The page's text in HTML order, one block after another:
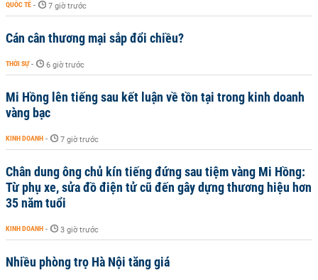
QUỐC TẾ - 7 giờ trước
Cán cân thương mại sắp đổi chiều?
THỜI SỰ - 6 giờ trước
Mi Hồng lên tiếng sau kết luận về tồn tại trong kinh doanh
vàng bạc
KINH DOANH - 7 giờ trước
Chân dung ông chủ kín tiếng đứng sau tiệm vàng Mi Hồng:
Từ phụ xe, sửa đồ điện tử cũ đến gây dựng thương hiệu hơn
35 năm tuổi
KINH DOANH - 3 giờ trước
Nhiều phòng trọ Hà Nội tăng giá